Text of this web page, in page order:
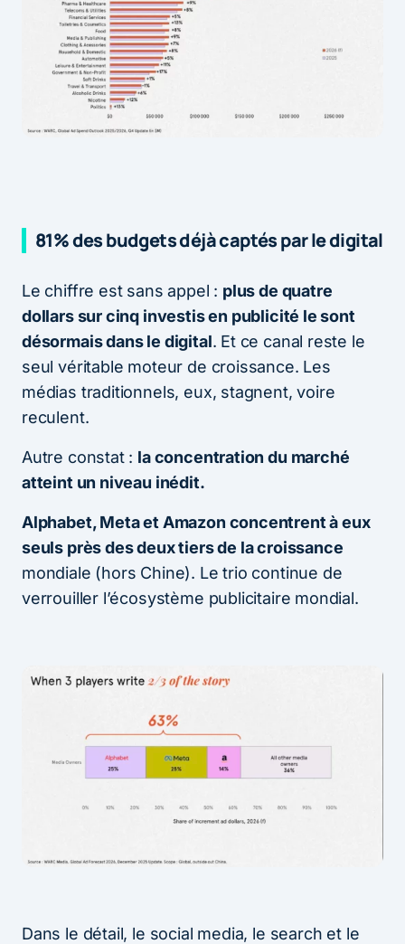
81% des budgets déjà captés par le digital
Le chiffre est sans appel : plus de quatre
dollars sur cinq investis en publicité le sont
désormais dans le digital. Et ce canal reste le
seul véritable moteur de croissance. Les
médias traditionnels, eux, stagnent, voire
reculent.
Autre constat : la concentration du marché
atteint un niveau inédit.
Alphabet, Meta et Amazon concentrent à eux
seuls près des deux tiers de la croissance
mondiale (hors Chine). Le trio continue de
verrouiller l’écosystème publicitaire mondial.
Dans le détail, le social media, le search et le